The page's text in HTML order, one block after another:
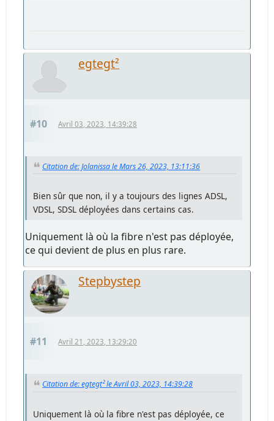
egtegt²
#10 Avril 03, 2023, 14:39:28
Citation de: Jolanissa le Mars 26, 2023, 13:11:36
Bien sûr que non, il y a toujours des lignes ADSL,
VDSL, SDSL déployées dans certains cas.
Uniquement là où la fibre n'est pas déployée,
ce qui devient de plus en plus rare.
Stepbystep
#11 Avril 21, 2023, 13:29:20
Citation de: egtegt² le Avril 03, 2023, 14:39:28
Uniquement là où la fibre n'est pas déployée, ce